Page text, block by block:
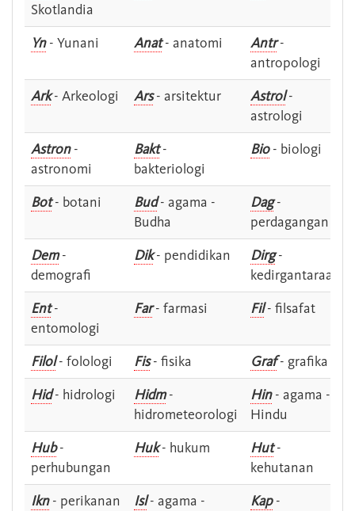
Skotlandia
Yn- Yunani Anat- anatomi Antr-
antropologi
Ark- Arkeologi Ars- arsitektur Astrol-
astrologi
Astron-
astronomi
Bakt-
bakteriologi
Bio- biologi
Bot- botani Bud- agama -
Budha
Dag-
perdagangan
Dem-
demografi
Dik- pendidikan Dirg-
kedirgantaraan
Ent-
entomologi
Far- farmasi Fil- filsafat
Filol- folologi Fis- fisika Graf- grafika
Hid- hidrologi Hidm-
hidrometeorologi
Hin- agama -
Hindu
Hub-
perhubungan
Huk- hukum Hut-
kehutanan
Ikn- perikanan Isl- agama -
Kap-